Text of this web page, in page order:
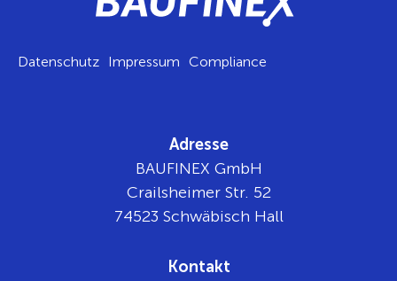
Datenschutz Impressum Compliance
Adresse
BAUFINEX GmbH
Crailsheimer Str. 52
74523 Schwäbisch Hall
Kontakt